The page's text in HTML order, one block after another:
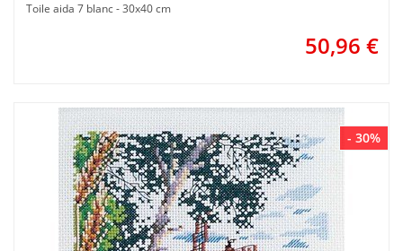
Toile aida 7 blanc - 30x40 cm
50,96 €
- 30%